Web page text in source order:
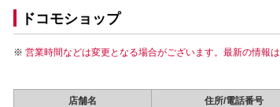
ドコモショップ
営業時間などは変更となる場合がございます。最新の情報は
店舗名 住所/電話番号